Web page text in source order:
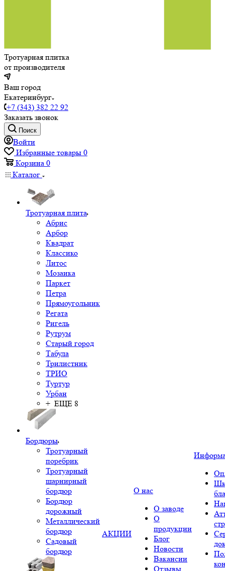
Тротуарная плитка
от производителя
Ваш город
Екатеринбург
+7 (343) 382 22 92
Заказать звонок
Поиск
Войти
Избранные товары 0
Корзина 0
Каталог
Тротуарная плита
Абрис
Арбор
Квадрат
Классико
Литос
Мозаика
Паркет
Петра
Прямоугольник
Регата
Ригель
Рутрум
Старый город
Табула
Трилистник
ТРИО
Туртур
Урбан
+ ЕЩЕ 8
Бордюры
Тротуарный
поребрик
Тротуарный
шарнирный
бордюр
Бордюр
дорожный
Металлический
бордюр
Садовый
бордюр
АКЦИИ
О нас
О заводе
О
продукции
Блог
Новости
Вакансии
Отзывы